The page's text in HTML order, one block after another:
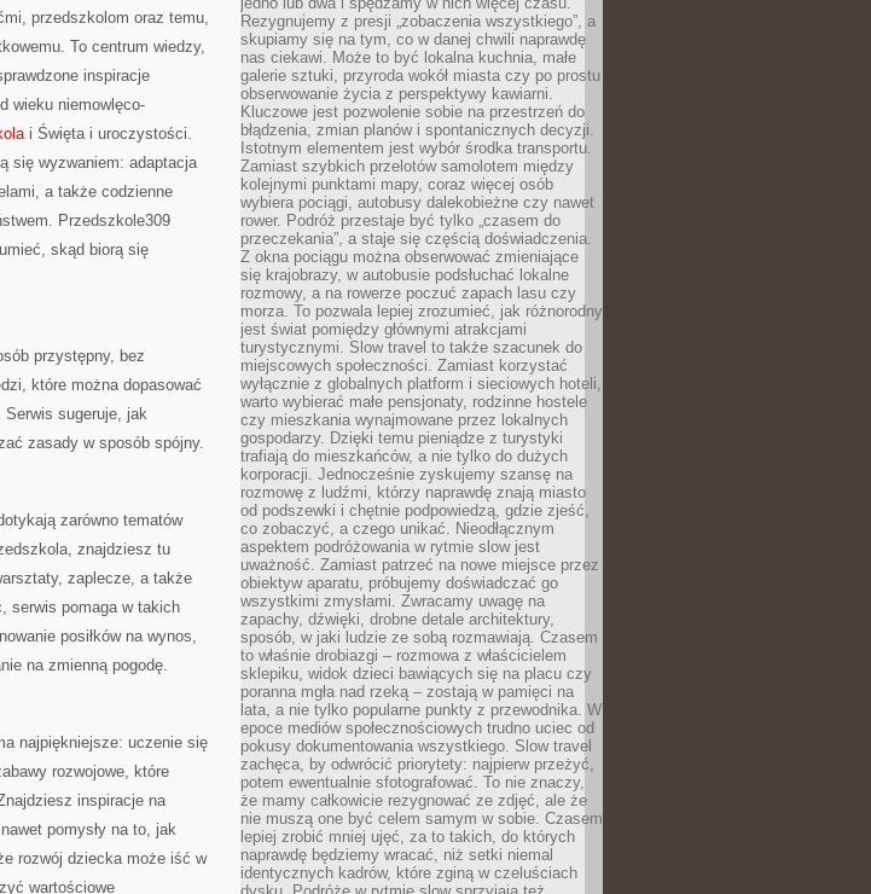
przedszkolom oraz temu,
To centrum wiedzy,
inspiracje
wieku niemowlęco-
i Święta i uroczystości.
się wyzwaniem: adaptacja
a także codzienne
Przedszkole309
skąd biorą się
przystępny, bez
które można dopasować
sugeruje, jak
zasady w sposób spójny.
zarówno tematów
znajdziesz tu
zaplecze, a także
serwis pomaga w takich
posiłków na wynos,
na zmienną pogodę.
najpiękniejsze: uczenie się
rozwojowe, które
inspiracje na
pomysły na to, jak
rozwój dziecka może iść w
wartościowe
Rezygnujemy z presji „zobaczenia wszystkiego”, a
skupiamy się na tym, co w danej chwili naprawdę
nas ciekawi. Może to być lokalna kuchnia, małe
galerie sztuki, przyroda wokół miasta czy po prostu
obserwowanie życia z perspektywy kawiarni.
Kluczowe jest pozwolenie sobie na przestrzeń do
błądzenia, zmian planów i spontanicznych decyzji.
Istotnym elementem jest wybór środka transportu.
Zamiast szybkich przelotów samolotem między
kolejnymi punktami mapy, coraz więcej osób
wybiera pociągi, autobusy dalekobieżne czy nawet
rower. Podróż przestaje być tylko „czasem do
przeczekania”, a staje się częścią doświadczenia.
Z okna pociągu można obserwować zmieniające
się krajobrazy, w autobusie podsłuchać lokalne
rozmowy, a na rowerze poczuć zapach lasu czy
morza. To pozwala lepiej zrozumieć, jak różnorodny
jest świat pomiędzy głównymi atrakcjami
turystycznymi. Slow travel to także szacunek do
miejscowych społeczności. Zamiast korzystać
wyłącznie z globalnych platform i sieciowych hoteli,
warto wybierać małe pensjonaty, rodzinne hostele
czy mieszkania wynajmowane przez lokalnych
gospodarzy. Dzięki temu pieniądze z turystyki
trafiają do mieszkańców, a nie tylko do dużych
korporacji. Jednocześnie zyskujemy szansę na
rozmowę z ludźmi, którzy naprawdę znają miasto
od podszewki i chętnie podpowiedzą, gdzie zjeść,
co zobaczyć, a czego unikać. Nieodłącznym
aspektem podróżowania w rytmie slow jest
uważność. Zamiast patrzeć na nowe miejsce przez
obiektyw aparatu, próbujemy doświadczać go
wszystkimi zmysłami. Zwracamy uwagę na
zapachy, dźwięki, drobne detale architektury,
sposób, w jaki ludzie ze sobą rozmawiają. Czasem
to właśnie drobiazgi – rozmowa z właścicielem
sklepiku, widok dzieci bawiących się na placu czy
poranna mgła nad rzeką – zostają w pamięci na
lata, a nie tylko popularne punkty z przewodnika. W
epoce mediów społecznościowych trudno uciec od
pokusy dokumentowania wszystkiego. Slow travel
zachęca, by odwrócić priorytety: najpierw przeżyć,
potem ewentualnie sfotografować. To nie znaczy,
że mamy całkowicie rezygnować ze zdjęć, ale że
nie muszą one być celem samym w sobie. Czasem
lepiej zrobić mniej ujęć, za to takich, do których
naprawdę będziemy wracać, niż setki niemal
identycznych kadrów, które zginą w czeluściach